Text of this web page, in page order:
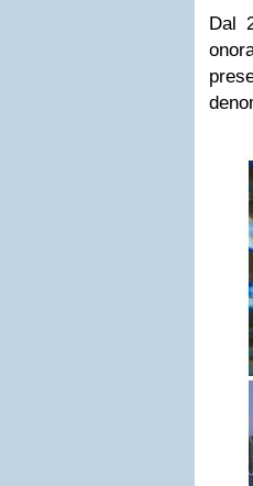
Dal